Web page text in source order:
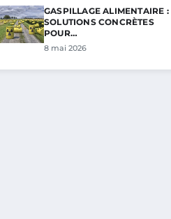
GASPILLAGE ALIMENTAIRE :
SOLUTIONS CONCRÈTES
POUR…
8 mai 2026